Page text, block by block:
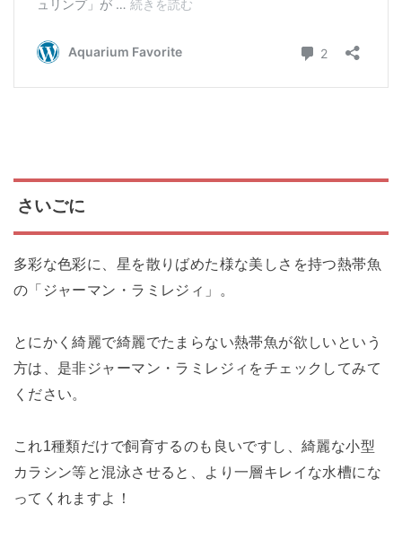
さいごに
多彩な色彩に、星を散りばめた様な美しさを持つ熱帯魚
の「ジャーマン・ラミレジィ」。
とにかく綺麗で綺麗でたまらない熱帯魚が欲しいという
方は、是非ジャーマン・ラミレジィをチェックしてみて
ください。
これ1種類だけで飼育するのも良いですし、綺麗な小型
カラシン等と混泳させると、より一層キレイな水槽にな
ってくれますよ！